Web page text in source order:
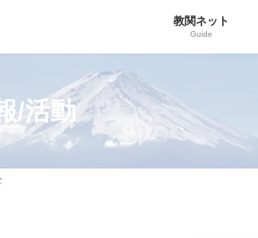
教関ネット
Guide
/活動